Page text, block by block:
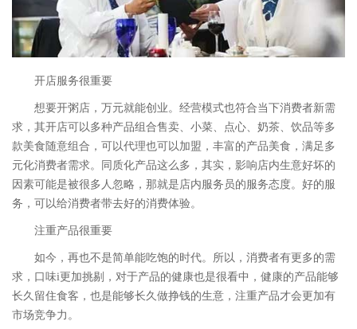
开店服务很重要
想要开粥店，万元就能创业。经营模式也符合当下消费者新需
求，其开店可以多种产品组合售卖、小菜、点心、奶茶、饮品等多
款美食随意组合，可以代理也可以加盟，丰富的产品美食，满足多
元化消费者需求。同质化产品这么多，其实，影响店内生意好坏的
因素可能是被很多人忽略，那就是店内服务员的服务态度。好的服
务，可以给消费者带去好的消费体验。
注重产品很重要
如今，再也不是简单能吃饱的时代。所以，消费者有更多的需
求，口味i更加挑剔，对于产品的健康也是很看中，健康的产品能够
长久留住食客，也是能够长久做挣钱的生意，注重产品才会更加有
市场竞争力。